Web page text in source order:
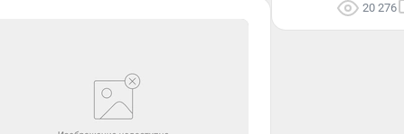
20 276